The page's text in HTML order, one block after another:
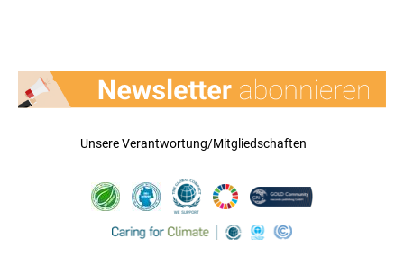
Unsere Verantwortung/Mitgliedschaften